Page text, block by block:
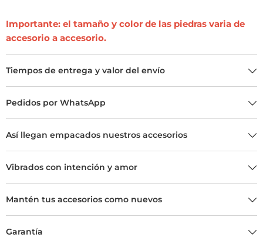
Importante: el tamaño y color de las piedras varia de
accesorio a accesorio.
Tiempos de entrega y valor del envío
Pedidos por WhatsApp
Así llegan empacados nuestros accesorios
Vibrados con intención y amor
Mantén tus accesorios como nuevos
Garantía